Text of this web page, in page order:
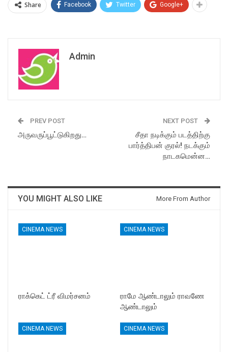
Share Facebook Twitter Google+
Admin
PREV POST
அருவருப்பூட்டுகிறது…
NEXT POST
சீதா நடிக்கும் படத்திற்கு
பார்த்திபன் குரல்! நடக்கும்
நாடகமென்ன…
YOU MIGHT ALSO LIKE More From Author
CINEMA NEWS
ராக்கெட் ட்ரீ விமர்சனம்
CINEMA NEWS
ராமே ஆண்டாலும் ராவணே
ஆண்டாலும்
CINEMA NEWS CINEMA NEWS